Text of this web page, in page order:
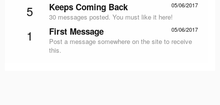
5 05/06/2017
Keeps Coming Back
30 messages posted. You must like it here!
1 05/06/2017
First Message
Post a message somewhere on the site to receive
this.